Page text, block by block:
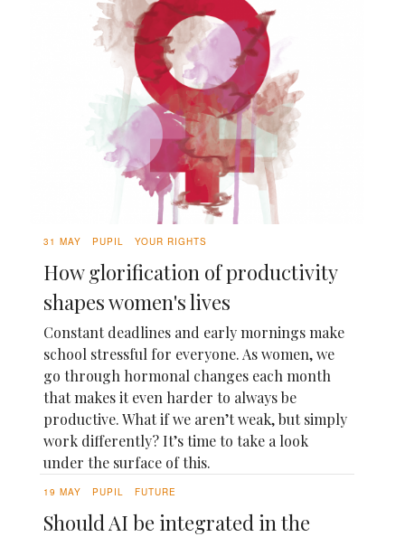
31 MAY PUPIL YOUR RIGHTS
How glorification of productivity
shapes women's lives
Constant deadlines and early mornings make
school stressful for everyone. As women, we
go through hormonal changes each month
that makes it even harder to always be
productive. What if we aren’t weak, but simply
work differently? It’s time to take a look
under the surface of this.
19 MAY PUPIL FUTURE
Should AI be integrated in the